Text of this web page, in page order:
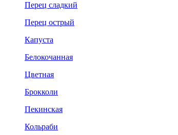
Перец сладкий
Перец острый
Капуста
Белокочанная
Цветная
Брокколи
Пекинская
Кольраби